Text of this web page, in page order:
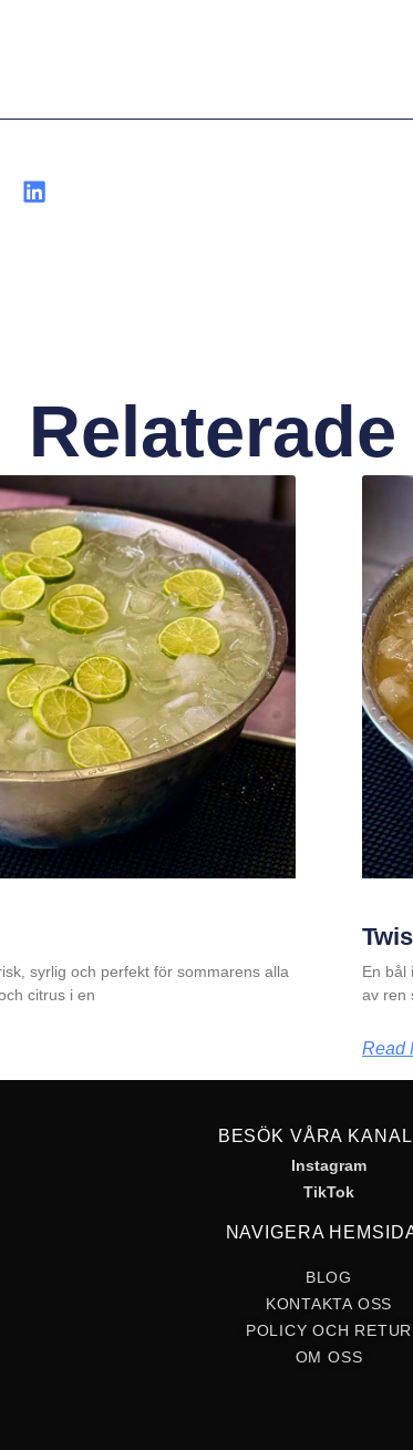
syrlig och perfekt för sommarens alla
citrus i en
En bål
av ren
Read
BESÖK VÅRA
Instagram
TikTok
NAVIGERA
BLOG
KONTAKTA OSS
POLICY OCH RETUR
OM OSS